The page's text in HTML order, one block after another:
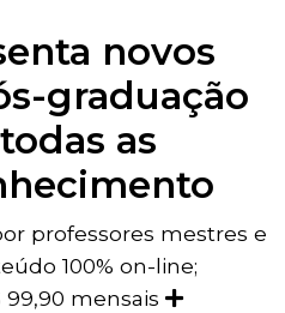
novos
graduação
as
professores mestres e
100% on-line;
99,90 mensais